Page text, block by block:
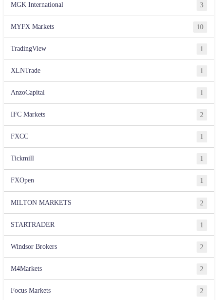
MGK International 3
MYFX Markets 10
TradingView 1
XLNTrade 1
AnzoCapital 1
IFC Markets 2
FXCC 1
Tickmill 1
FXOpen 1
MILTON MARKETS 2
STARTRADER 1
Windsor Brokers 2
M4Markets 2
Focus Markets 2